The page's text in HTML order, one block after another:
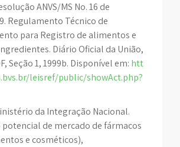
ANVS/MS No. 16 de
Regulamento Técnico de
para Registro de alimentos e
Diário Oficial da União,
Seção 1, 1999b. Disponível em: htt
leisref/public/showAct.php?
da Integração Nacional.
potencial de mercado de fármacos
e cosméticos),